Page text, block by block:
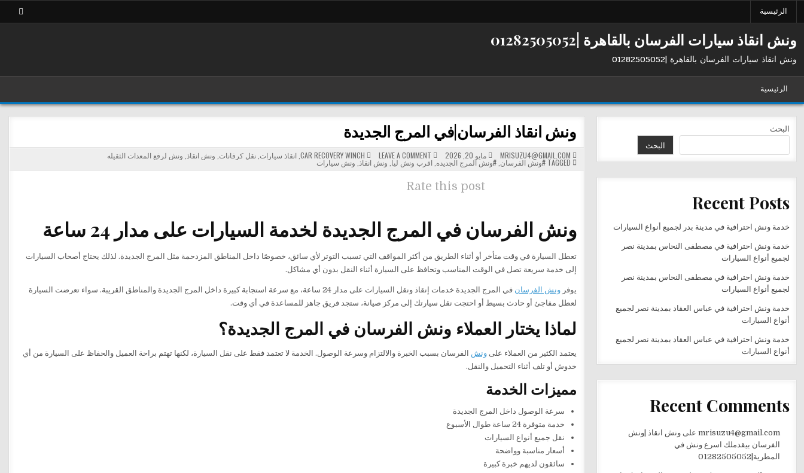
الرئيسية
ونش انقاذ سيارات الفرسان بالقاهرة |01282505052
ونش انقاذ سيارات الفرسان بالقاهرة |01282505052
الرئيسية
ونش انقاذ الفرسان|في المرج الجديدة
MRISUZU4@GMAIL.COM مايو 20, 2026 LEAVE A COMMENT
ON
ونش
انقاذ
POSTED
IN
CAR RECOVERY WINCH
,انقاذ سيارات ,نقل كرفانات ونش انقاذ ونش لرفع المعدات الثقيله
#ونش الفرسان ,#ونش المرج الجديده ,اقرب ونش ليا ونش انقاذ ونش سيارات
Rate this post
ونش الفرسان في المرج الجديدة لخدمة السيارات على مدار 24 ساعة
تعطل السيارة في وقت متأخر أو أثناء الطريق من أكثر المواقف التي تسبب التوتر لأي سائق، خصوصًا داخل المناطق المزدحمة مثل المرج الجديدة. لذلك يحتاج أصحاب السيارات
إلى خدمة سريعة تصل في الوقت المناسب وتحافظ على السيارة أثناء النقل بدون أي مشاكل.
يوفرونش الفرسان
في المرج الجديدة خدمات إنقاذ ونقل السيارات على مدار 24 ساعة، مع سرعة استجابة كبيرة داخل المرج الجديدة والمناطق القريبة. سواء تعرضت السيارة
لعطل مفاجئ أو حادث بسيط أو احتجت نقل سيارتك إلى مركز صيانة، ستجد فريق جاهز للمساعدة في أي وقت.
لماذا يختار العملاء ونش الفرسان في المرج الجديدة؟
يعتمد الكثير من العملاء علىونش الفرسان بسبب الخبرة والالتزام وسرعة الوصول. الخدمة لا تعتمد فقط على نقل السيارة، لكنها تهتم براحة العميل والحفاظ على السيارة من أي
خدوش أو تلف أثناء التحميل والنقل.
مميزات الخدمة
سرعة الوصول داخل المرج الجديدة
خدمة متوفرة 24 ساعة طوال الأسبوع
نقل جميع أنواع السيارات
أسعار مناسبة وواضحة
سائقون لديهم خبرة كبيرة
البحث
البحث
Recent Posts
خدمة ونش احترافية في مدينة بدر لجميع أنواع السيارات
خدمة ونش احترافية في مصطفى النحاس بمدينة نصر
لجميع أنواع السيارات
خدمة ونش احترافية في مصطفى النحاس بمدينة نصر
لجميع أنواع السيارات
خدمة ونش احترافية في عباس العقاد بمدينة نصر لجميع
أنواع السيارات
خدمة ونش احترافية في عباس العقاد بمدينة نصر لجميع
أنواع السيارات
Recent Comments
mrisuzu4@gmail.comعلى ونش انقاذ |ونش
الفرسان بيقدملك اسرع ونش في
المطرية|01282505052